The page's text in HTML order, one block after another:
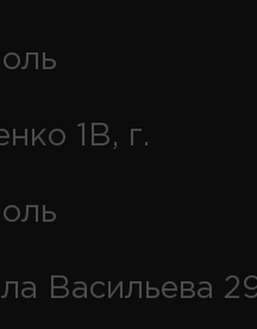
1В, г.
Васильева